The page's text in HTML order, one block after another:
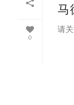
0
马
请